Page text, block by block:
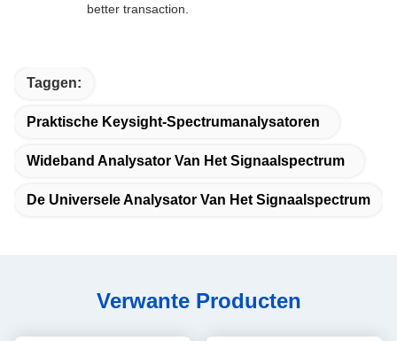
better transaction.
Taggen:
Praktische Keysight-Spectrumanalysatoren
Wideband Analysator Van Het Signaalspectrum
De Universele Analysator Van Het Signaalspectrum
Verwante Producten